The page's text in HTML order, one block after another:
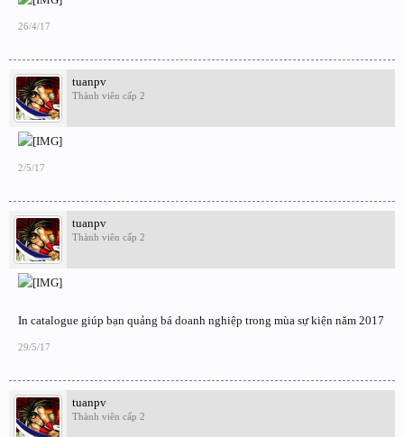
26/4/17
tuanpv
Thành viên cấp 2
2/5/17
tuanpv
Thành viên cấp 2
In catalogue giúp bạn quảng bá doanh nghiệp trong mùa sự kiện năm 2017
29/5/17
tuanpv
Thành viên cấp 2